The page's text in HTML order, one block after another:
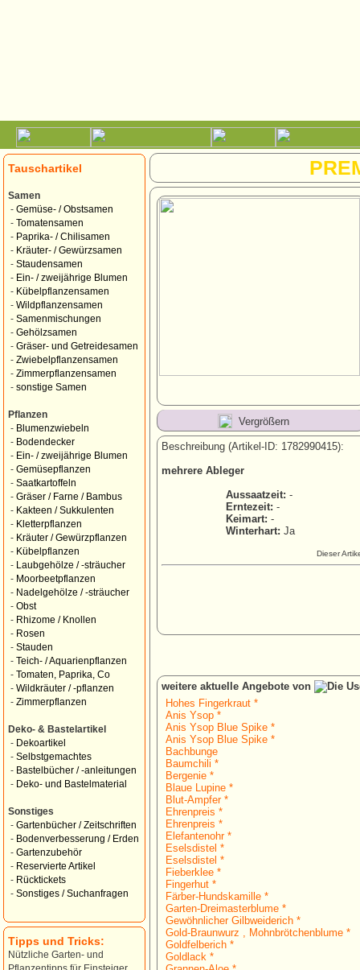
Tauschartikel
Samen
- Gemüse- / Obstsamen
- Tomatensamen
- Paprika- / Chilisamen
- Kräuter- / Gewürzsamen
- Staudensamen
- Ein- / zweijährige Blumen
- Kübelpflanzensamen
- Wildpflanzensamen
- Samenmischungen
- Gehölzsamen
- Gräser- und Getreidesamen
- Zwiebelpflanzensamen
- Zimmerpflanzensamen
- sonstige Samen
Pflanzen
- Blumenzwiebeln
- Bodendecker
- Ein- / zweijährige Blumen
- Gemüsepflanzen
- Saatkartoffeln
- Gräser / Farne / Bambus
- Kakteen / Sukkulenten
- Kletterpflanzen
- Kräuter / Gewürzpflanzen
- Kübelpflanzen
-
Laubgehölze / -sträucher
- Moorbeetpflanzen
- Nadelgehölze / -sträucher
- Obst
- Rhizome / Knollen
- Rosen
- Stauden
- Teich- / Aquarienpflanzen
- Tomaten, Paprika, Co
- Wildkräuter / -pflanzen
- Zimmerpflanzen
Deko- & Bastelartikel
- Dekoartikel
- Selbstgemachtes
- Bastelbücher / -anleitungen
- Deko- und Bastelmaterial
Sonstiges
- Gartenbücher / Zeitschriften
- Bodenverbesserung / Erden
- Gartenzubehör
- Reservierte Artikel
- Rücktickets
- Sonstiges / Suchanfragen
Tipps und Tricks:
Nützliche Garten- und
Vergrößern
Beschreibung (Artikel-ID: 1782990415):
mehrere Ableger
Aussaatzeit: -
Erntezeit: -
Keimart: -
Winterhart: Ja
Dieser
weitere aktuelle Angebote von
Hohes Fingerkraut *
Anis Ysop *
Anis Ysop Blue Spike *
Anis Ysop Blue Spike *
Bachbunge
Baumchili *
Bergenie *
Blaue Lupine *
Blut-Ampfer *
Ehrenpreis *
Ehrenpreis *
Elefantenohr *
Eselsdistel *
Eselsdistel *
Fieberklee *
Fingerhut *
Färber-Hundskamille *
Garten-Dreimasterblume *
Gewöhnlicher Gilbweiderich *
Gold-Braunwurz , Mohnbrötchenblume *
Goldfelberich *
Goldlack *